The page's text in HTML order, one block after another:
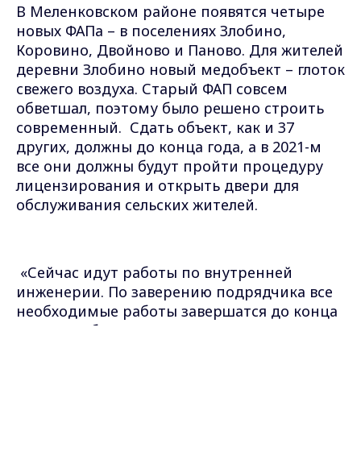
В Меленковском районе появятся четыре
новых ФАПа – в поселениях Злобино,
Коровино, Двойново и Паново. Для жителей
деревни Злобино новый медобъект – глоток
свежего воздуха. Старый ФАП совсем
обветшал, поэтому было решено строить
современный. Сдать объект, как и 37
других, должны до конца года, а в 2021-м
все они должны будут пройти процедуру
лицензирования и открыть двери для
обслуживания сельских жителей.
«Сейчас идут работы по внутренней
инженерии. По заверению подрядчика все
необходимые работы завершатся до конца
года. ФАП будет отапливаться автономно.